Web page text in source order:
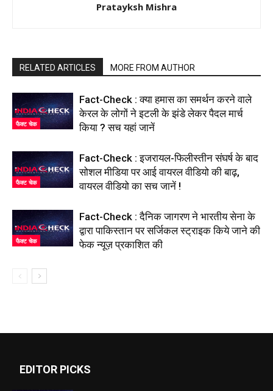
Pratayksh Mishra
RELATED ARTICLES MORE FROM AUTHOR
फैक्ट चेक
Fact-Check : क्या हमास का समर्थन करने वाले
केरल के लोगों ने इटली के झंडे लेकर पैदल मार्च
किया ? सच यहां जानें
फैक्ट चेक
Fact-Check : इजरायल-फिलीस्तीन संघर्ष के बाद
सोशल मीडिया पर आई वायरल वीडियो की बाढ़,
वायरल वीडियो का सच जानें !
फैक्ट चेक
Fact-Check : दैनिक जागरण ने भारतीय सेना के
द्वारा पाकिस्तान पर सर्जिकल स्ट्राइक किये जाने की
फेक न्यूज़ प्रकाशित की
EDITOR PICKS